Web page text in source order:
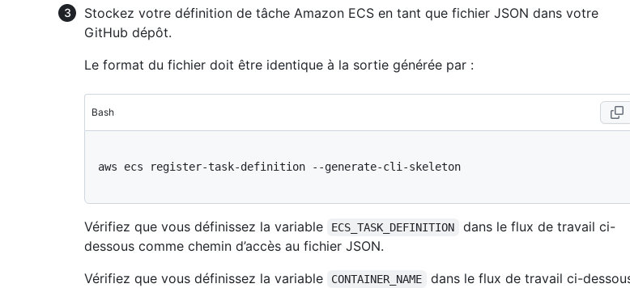
Stockez votre définition de tâche Amazon ECS en tant que fichier JSON dans votre
GitHub dépôt.
Le format du fichier doit être identique à la sortie générée par :
Bash
aws ecs register-task-definition --generate-cli-skeleton
Vérifiez que vous définissez la variable ECS_TASK_DEFINITION
dans le flux de travail ci-
dessous comme chemin d’accès au fichier JSON.
Vérifiez que vous définissez la variable
CONTAINER_NAME
dans le flux de travail ci-